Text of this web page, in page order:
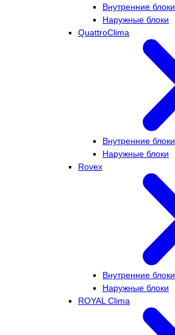
Внутренние блоки
Наружные блоки
QuattroClima
Внутренние блоки
Наружные блоки
Rovex
Внутренние блоки
Наружные блоки
ROYAL Clima